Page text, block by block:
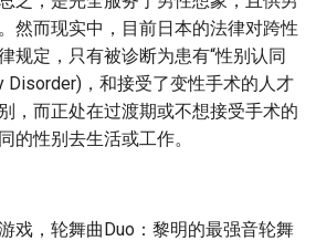
然而现实中，目前日本的法律对跨性
规定，只有被诊断为患有“性别认同
Disorder)，和接受了变性手术的人才
，而正处在过渡期或不想接受手术的
的性别去生活或工作。
戏，轮舞曲Duo：黎明的最强音轮舞